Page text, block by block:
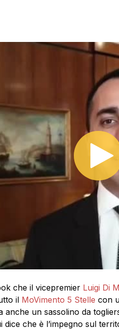
che il vicepremier Luigi Di
il MoVimento 5 Stelle con
anche un sassolino da
dice che è l’impegno sul